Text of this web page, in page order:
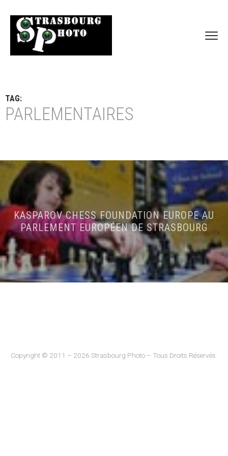
TAG:
PARLEMENTAIRES
KASPAROV CHESS FOUNDATION EUROPE AU
PARLEMENT EUROPÉEN DE STRASBOURG
Copyright © 2011 – 2026 Strasbourg Photo – Tous Droits Réservés.